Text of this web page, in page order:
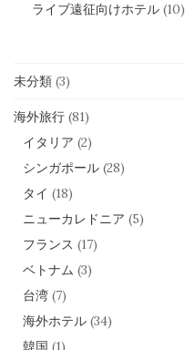
ライブ遠征向けホテル (10)
未分類 (3)
海外旅行 (81)
イタリア (2)
シンガポール (28)
タイ (18)
ニューカレドニア (5)
フランス (17)
ベトナム (3)
台湾 (7)
海外ホテル (34)
韓国 (1)